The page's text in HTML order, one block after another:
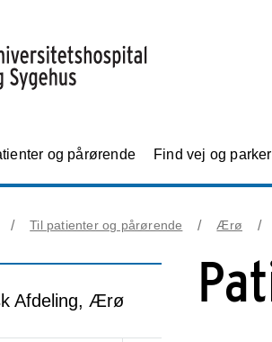
og pårørende Find vej og
Til patienter og pårørende Ærø
Afdeling, Ærø